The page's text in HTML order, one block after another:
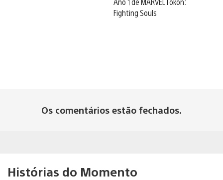
Fighting Souls
Os comentários estão fechados.
Histórias do Momento